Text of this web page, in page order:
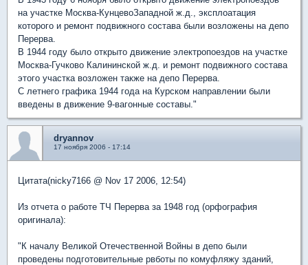
на участке Москва-КунцевоЗападной ж.д., эксплоатация
которого и ремонт подвижного состава были возложены на депо
Перерва.
В 1944 году было открыто движение электропоездов на участке
Москва-Гучково Калининской ж.д. и ремонт подвижного состава
этого участка возложен также на депо Перерва.
С летнего графика 1944 года на Курском направлении были
введены в движение 9-вагонные составы."
dryannov
17 ноября 2006 - 17:14
Цитата(nicky7166 @ Nov 17 2006, 12:54)
Из отчета о работе ТЧ Перерва за 1948 год (орфография
оригинала):
"К началу Великой Отечественной Войны в депо были
проведены подготовительные рвботы по комуфляжу зданий,